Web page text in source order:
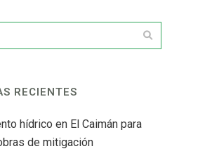
RECIENTES
hídrico en El Caimán para
de mitigación